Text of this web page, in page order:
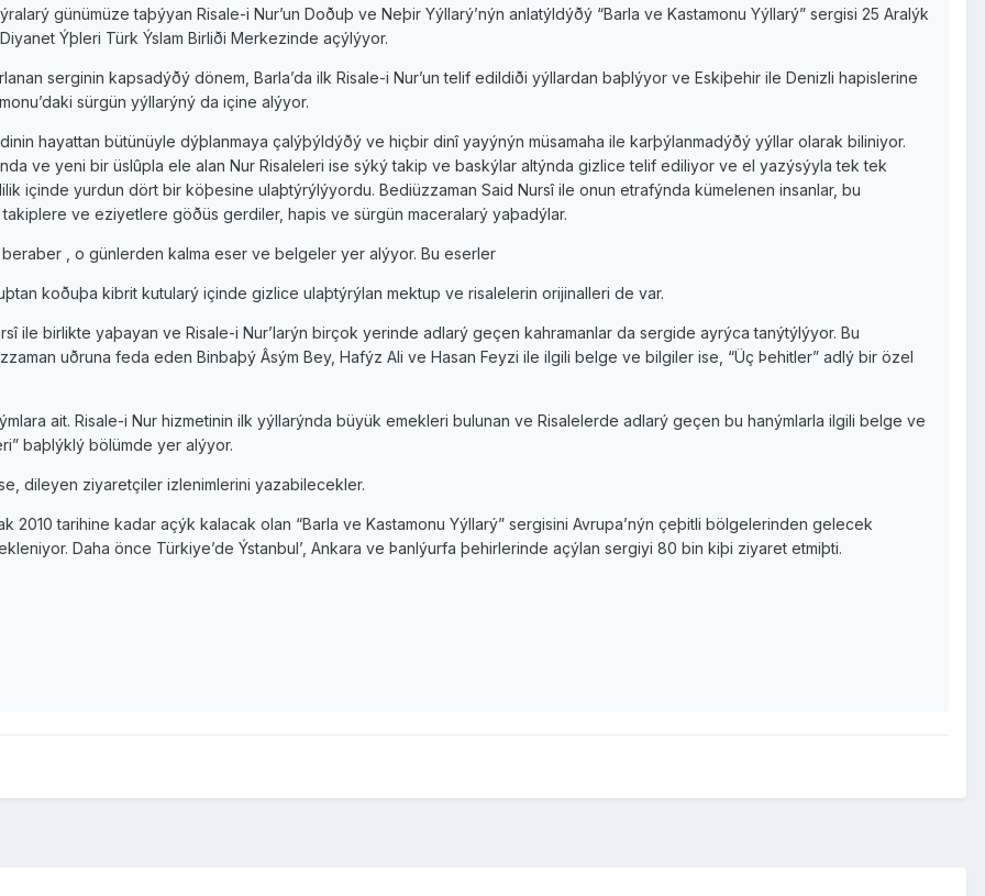
günümüze taþýyan Risale-i Nur’un Doðuþ ve Neþir Yýllarý’nýn anlatýldýðý “Barla ve Kastamonu Yýllarý” sergisi 25 Aralýk
Ýþleri Türk Ýslam Birliði Merkezinde açýlýyor.
serginin kapsadýðý dönem, Barla’da ilk Risale-i Nur’un telif edildiði yýllardan baþlýyor ve Eskiþehir ile Denizli hapislerine
sürgün yýllarýný da içine alýyor.
hayattan bütünüyle dýþlanmaya çalýþýldýðý ve hiçbir dinî yayýnýn müsamaha ile karþýlanmadýðý yýllar olarak biliniyor.
ve yeni bir üslûpla ele alan Nur Risaleleri ise sýký takip ve baskýlar altýnda gizlice telif ediliyor ve el yazýsýyla tek tek
içinde yurdun dört bir köþesine ulaþtýrýlýyordu. Bediüzzaman Said Nursî ile onun etrafýnda kümelenen insanlar, bu
ve eziyetlere göðüs gerdiler, hapis ve sürgün maceralarý yaþadýlar.
, o günlerden kalma eser ve belgeler yer alýyor. Bu eserler
koðuþa kibrit kutularý içinde gizlice ulaþtýrýlan mektup ve risalelerin orijinalleri de var.
ile birlikte yaþayan ve Risale-i Nur’larýn birçok yerinde adlarý geçen kahramanlar da sergide ayrýca tanýtýlýyor. Bu
uðruna feda eden Binbaþý Âsým Bey, Hafýz Ali ve Hasan Feyzi ile ilgili belge ve bilgiler ise, “Üç Þehitler” adlý bir özel
ait. Risale-i Nur hizmetinin ilk yýllarýnda büyük emekleri bulunan ve Risalelerde adlarý geçen bu hanýmlarla ilgili belge ve
baþlýklý bölümde yer alýyor.
dileyen ziyaretçiler izlenimlerini yazabilecekler.
2010 tarihine kadar açýk kalacak olan “Barla ve Kastamonu Yýllarý” sergisini Avrupa’nýn çeþitli bölgelerinden gelecek
Daha önce Türkiye’de Ýstanbul’, Ankara ve Þanlýurfa þehirlerinde açýlan sergiyi 80 bin kiþi ziyaret etmiþti.